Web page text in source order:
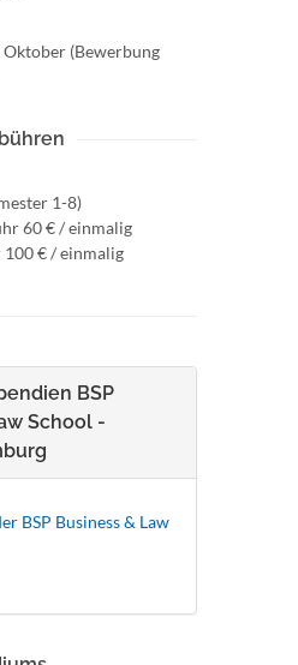
Oktober (Bewerbung
1-8)
60 € / einmalig
€ / einmalig
BSP
School -
BSP Business & Law